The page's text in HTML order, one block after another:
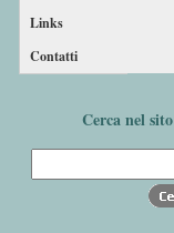
Links
Contatti
Cerca nel sito